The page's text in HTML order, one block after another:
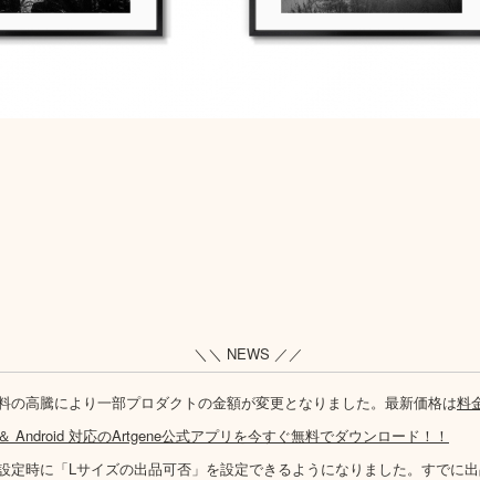
＼＼ NEWS ／／
の高騰により一部プロダクトの金額が変更となりました。最新価格は料
Android 対応のArtgene公式アプリを今すぐ無料でダウンロード！！
定時に「Lサイズの出品可否」を設定できるようになりました。すでに